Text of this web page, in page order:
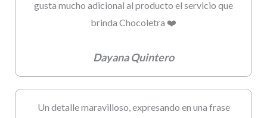
gusta mucho adicional al producto el servicio que
brinda Chocoletra ❤️
Dayana Quintero
Un detalle maravilloso, expresando en una frase